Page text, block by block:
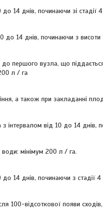
14 днів, починаючи зі
до 14 днів, починаючи з
першого вузла, що
л / га
а також при закладанні
інтервалом від 10 до 14
мінімум 200 л / га.
до 14 днів, починаючи з
100-відсоткової появи